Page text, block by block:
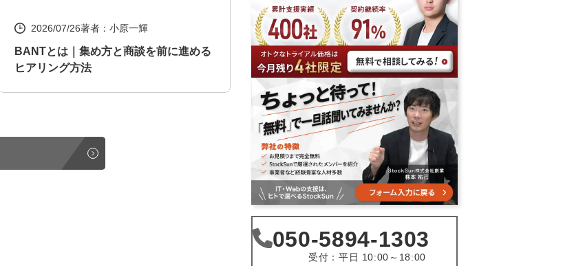
2026/07/26著者：小原一輝
BANTとは｜集め方と商談を前に進める
ヒアリング方法
050-5894-1303
受付：平日 10:00～18:00